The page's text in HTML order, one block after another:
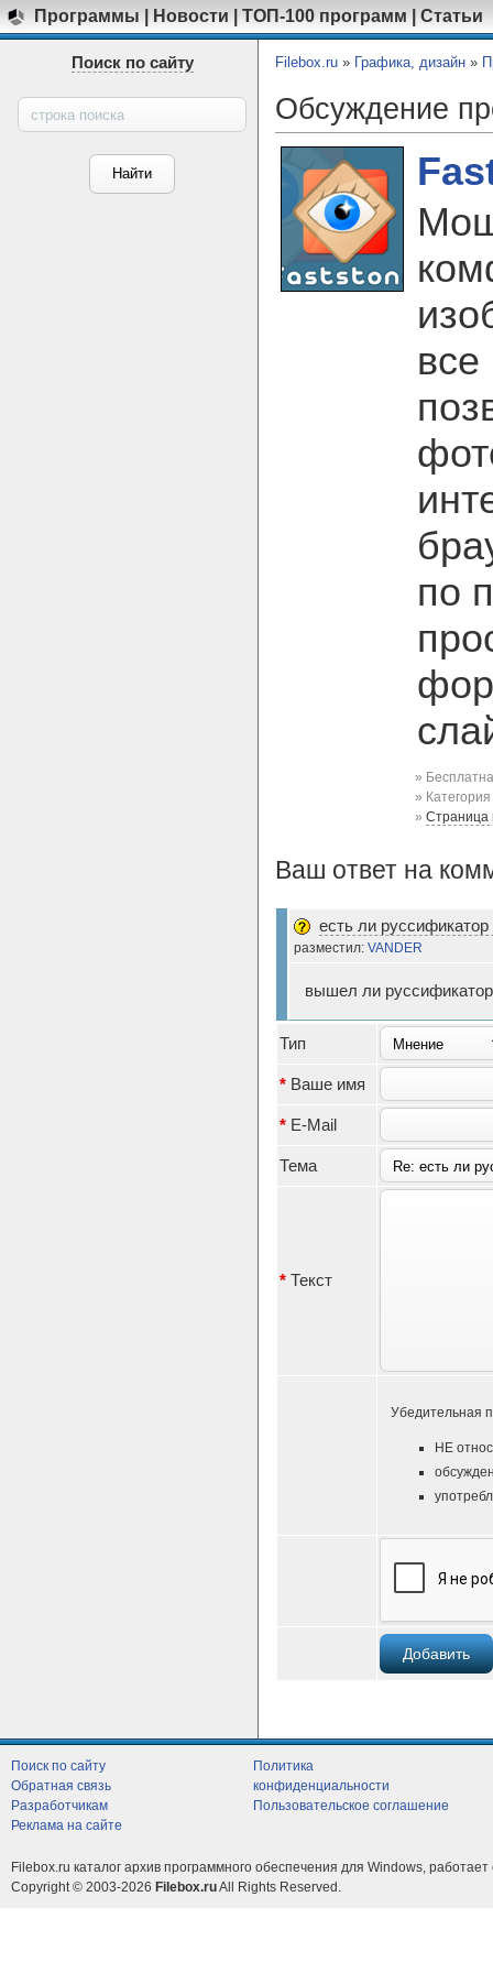
Программы Новости ТОП-100 программ Статьи
Поиск по сайту Filebox.ru » Графика, дизайн »
Обсуждение
по
»
» Категория
» Страница
Ваш ответ на
есть ли
разместил: VANDER
вышел ли
Тип
* Ваше имя
* E-Mail
Тема
* Текст
Убедительная
НЕ
Поиск по сайту
Обратная связь
Разработчикам
Реклама на сайте
Политика
конфиденциальности
Пользовательское соглашение
Filebox.ru каталог архив программного обеспечения для Windows, работает
Copyright © 2003-2026 Filebox.ruAll Rights Reserved.